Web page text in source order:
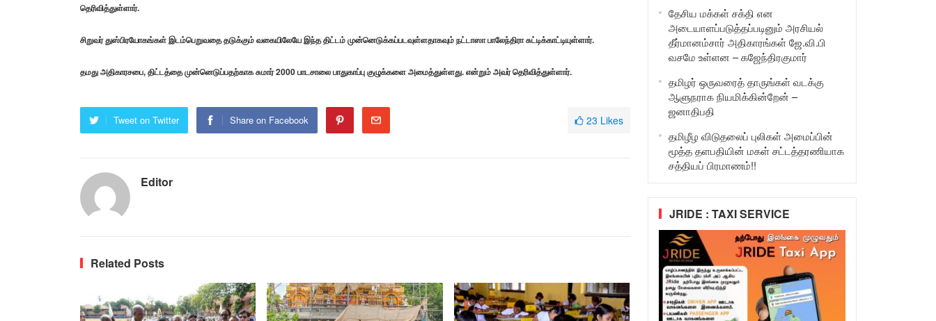
தெரிவித்துள்ளார்.
சிறுவர் துஸ்பிரயோகங்கள் இடம்பெறுவதை தடுக்கும் வகையிலேயே இந்த திட்டம் முன்னெடுக்கப்படவுள்ளதாகவும் நட்டாஸா பாலேந்திரா சுட்டிக்காட்டியுள்ளார்.
தமது அதிகாரசபை, திட்டத்தை முன்னெடுப்பதற்காக சுமார் 2000 பாடசாலை பாதுகாப்பு குழுக்களை அமைத்துள்ளது. என்றும் அவர் தெரிவித்துள்ளார்.
Tweet on Twitter Share on Facebook 23 Likes
Editor
Related Posts
தேசிய மக்கள் சக்தி என
அடையாளப்படுத்தப்படினும் அரசியல்
தீர்மானம்சார் அதிகாரங்கள் ஜே.வி.பி
வசமே உள்ளன – கஜேந்திரகுமார்
தமிழர் ஒருவரைத் தாருங்கள் வடக்கு
ஆளுநராக நியமிக்கின்றேன் –
ஜனாதிபதி
தமிழீழ விடுதலைப் புலிகள் அமைப்பின்
மூத்த தளபதியின் மகள் சட்டத்தரணியாக
சத்தியப் பிரமாணம்!!
JRIDE : TAXI SERVICE